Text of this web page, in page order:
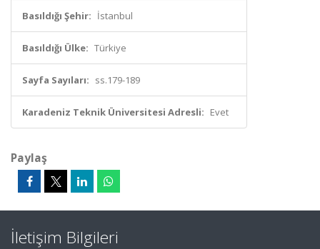
Basıldığı Şehir: İstanbul
Basıldığı Ülke: Türkiye
Sayfa Sayıları: ss.179-189
Karadeniz Teknik Üniversitesi Adresli: Evet
Paylaş
İletişim Bilgileri